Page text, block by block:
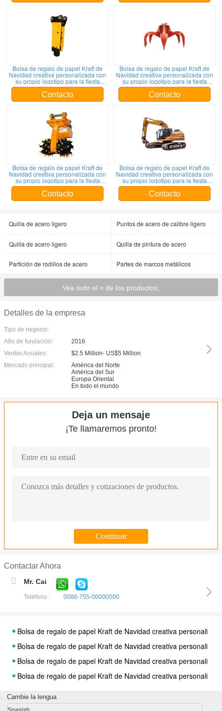
Bolsa de regalo de papel Kraft de
Navidad creativa personalizada con
su propio logotipo para la fiesta
decorativa de Navidad
Contacto
Bolsa de regalo de papel Kraft de
Navidad creativa personalizada con
su propio logotipo para la fiesta
decorativa de Navidad
Contacto
Bolsa de regalo de papel Kraft de
Navidad creativa personalizada con
su propio logotipo para la fiesta
decorativa de Navidad
Contacto
Bolsa de regalo de papel Kraft de
Navidad creativa personalizada con
su propio logotipo para la fiesta
decorativa de Navidad
Contacto
Quilla de acero ligero Puntos de acero de calibre ligero
Quilla de acero ligero Quilla de pintura de acero
Partición de rodillos de acero Partes de marcos metálicos
Vea todo el > de los productos;
Detalles de la empresa
Tipo de negocio:
Año de fundación:
2016
Ventas Anuales:
$2.5 Million- US$5 Million
Mercado principal:
América del Norte
América del Sur
Europa Oriental
En todo el mundo
Deja un mensaje
¡Te llamaremos pronto!
Contactar Ahora
Mr. Cai
Teléfono : 0086-755-00000000
Bolsa de regalo de papel Kraft de Navidad creativa
Bolsa de regalo de papel Kraft de Navidad creativa
Bolsa de regalo de papel Kraft de Navidad creativa
Bolsa de regalo de papel Kraft de Navidad creativa
Bolsa de regalo de papel Kraft de Navidad creativa
Cambie la lengua